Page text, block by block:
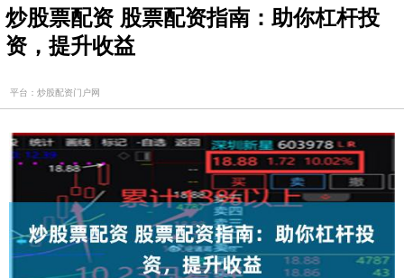
炒股票配资 股票配资指南：助你杠杆投
资，提升收益
平台：炒股配资门户网